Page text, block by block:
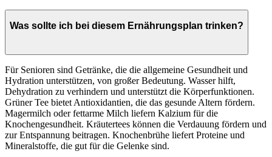
Was sollte ich bei diesem Ernährungsplan trinken?
Für Senioren sind Getränke, die die allgemeine Gesundheit und
Hydration unterstützen, von großer Bedeutung. Wasser hilft,
Dehydration zu verhindern und unterstützt die Körperfunktionen.
Grüner Tee bietet Antioxidantien, die das gesunde Altern fördern.
Magermilch oder fettarme Milch liefern Kalzium für die
Knochengesundheit. Kräutertees können die Verdauung fördern und
zur Entspannung beitragen. Knochenbrühe liefert Proteine und
Mineralstoffe, die gut für die Gelenke sind.